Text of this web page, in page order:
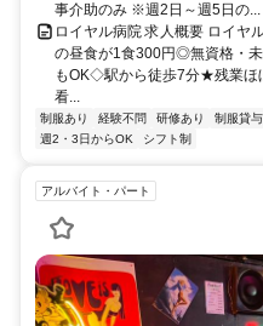
事介助のみ ※週2日～週5日の...
ロイヤル病院 求人概要 ロイヤ
の昼食が1食300円◎無資格・
もOK◇駅から徒歩7分★残業ほ
看...
制服あり 経験不問 研修あり 制服貸与
週2・3日からOK
シフト制
アルバイト・パート